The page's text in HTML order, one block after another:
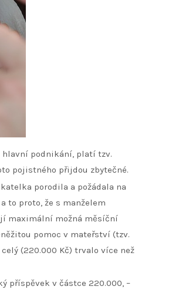
hlavní podnikání, platí tzv.
pojistného přijdou zbytečné.
porodila a požádala na
to proto, že s manželem
maximální možná měsíční
pomoc v mateřství (tzv.
(220.000 Kč) trvalo více než
příspěvek v částce 220.000, –